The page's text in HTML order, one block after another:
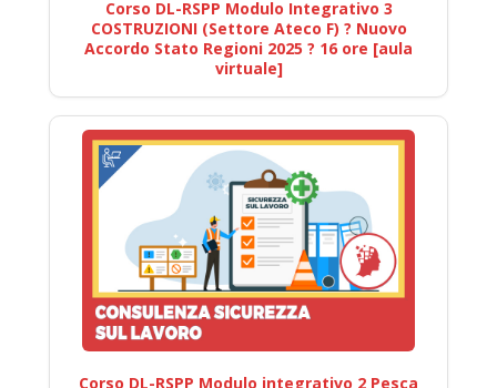
Corso DL-RSPP Modulo Integrativo 3
COSTRUZIONI (Settore Ateco F) ? Nuovo
Accordo Stato Regioni 2025 ? 16 ore [aula
virtuale]
Corso DL-RSPP Modulo integrativo 2 Pesca